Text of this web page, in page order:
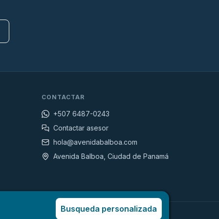
Busqueda personalizada
CONTACTAR
+507 6487-0243
Contactar asesor
hola@avenidabalboa.com
Avenida Balboa, Ciudad de Panamá